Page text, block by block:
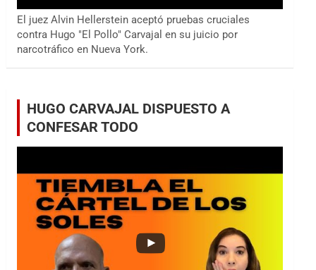
El juez Alvin Hellerstein aceptó pruebas cruciales
contra Hugo "El Pollo" Carvajal en su juicio por
narcotráfico en Nueva York.
HUGO CARVAJAL DISPUESTO A
CONFESAR TODO